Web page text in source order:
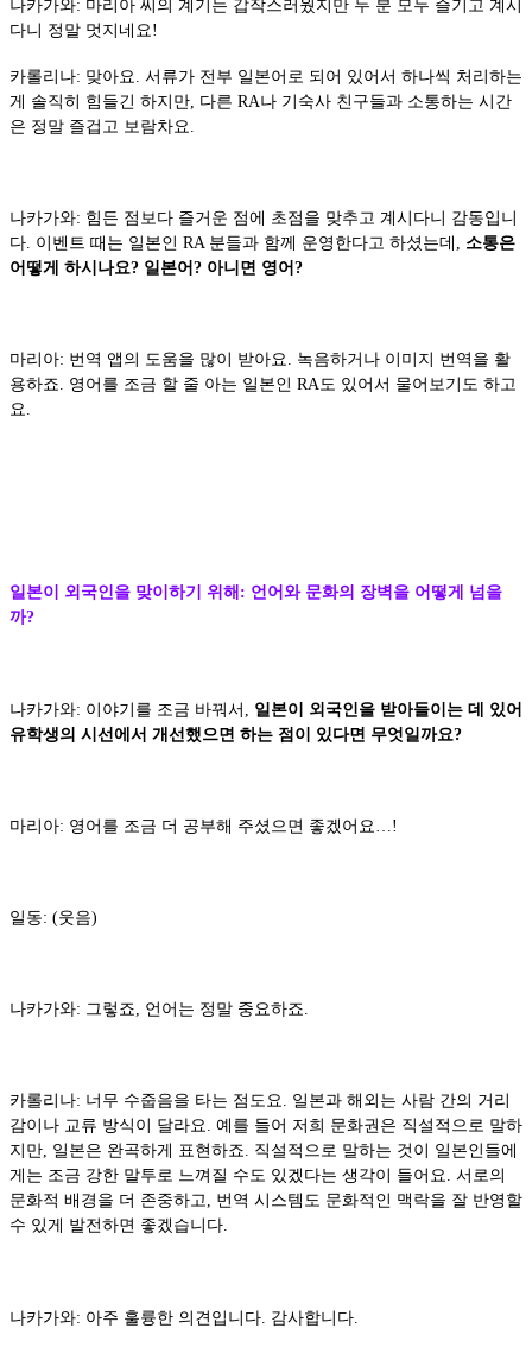
나카가와: 마리아 씨의 계기는 갑작스러웠지만 두 분 모두 즐기고 계시
다니 정말 멋지네요!
카롤리나: 맞아요. 서류가 전부 일본어로 되어 있어서 하나씩 처리하는
게 솔직히 힘들긴 하지만, 다른 RA나 기숙사 친구들과 소통하는 시간
은 정말 즐겁고 보람차요.
나카가와: 힘든 점보다 즐거운 점에 초점을 맞추고 계시다니 감동입니
다. 이벤트 때는 일본인 RA 분들과 함께 운영한다고 하셨는데, 소통은
어떻게 하시나요? 일본어? 아니면 영어?
마리아: 번역 앱의 도움을 많이 받아요. 녹음하거나 이미지 번역을 활
용하죠. 영어를 조금 할 줄 아는 일본인 RA도 있어서 물어보기도 하고
요.
일본이 외국인을 맞이하기 위해: 언어와 문화의 장벽을 어떻게 넘을
까?
나카가와: 이야기를 조금 바꿔서, 일본이 외국인을 받아들이는 데 있어
유학생의 시선에서 개선했으면 하는 점이 있다면 무엇일까요?
마리아: 영어를 조금 더 공부해 주셨으면 좋겠어요…!
일동: (웃음)
나카가와: 그렇죠, 언어는 정말 중요하죠.
카롤리나: 너무 수줍음을 타는 점도요. 일본과 해외는 사람 간의 거리
감이나 교류 방식이 달라요. 예를 들어 저희 문화권은 직설적으로 말하
지만, 일본은 완곡하게 표현하죠. 직설적으로 말하는 것이 일본인들에
게는 조금 강한 말투로 느껴질 수도 있겠다는 생각이 들어요. 서로의
문화적 배경을 더 존중하고, 번역 시스템도 문화적인 맥락을 잘 반영할
수 있게 발전하면 좋겠습니다.
나카가와: 아주 훌륭한 의견입니다. 감사합니다.